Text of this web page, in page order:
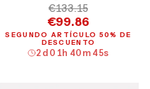
€133.15
€99.86
SEGUNDO ARTÍCULO 50% DE
DESCUENTO
2 d 01h 40 m 44s